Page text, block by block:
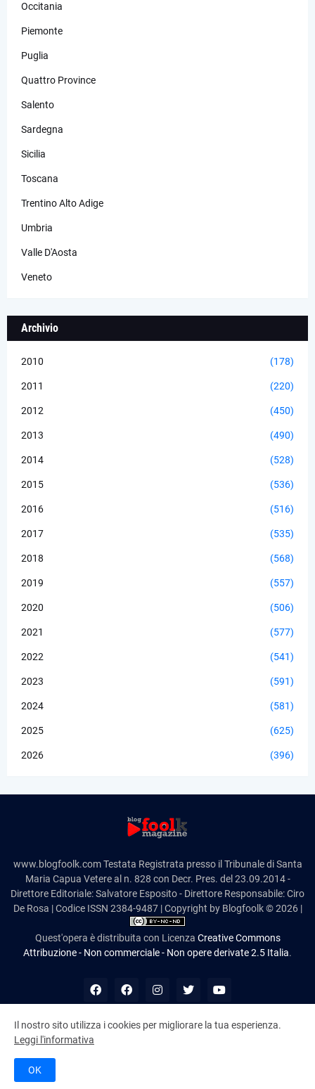
Occitania
Piemonte
Puglia
Quattro Province
Salento
Sardegna
Sicilia
Toscana
Trentino Alto Adige
Umbria
Valle D'Aosta
Veneto
Archivio
2010 (178)
2011 (220)
2012 (450)
2013 (490)
2014 (528)
2015 (536)
2016 (516)
2017 (535)
2018 (568)
2019 (557)
2020 (506)
2021 (577)
2022 (541)
2023 (591)
2024 (581)
2025 (625)
2026 (396)
www.blogfoolk.com Testata Registrata presso il Tribunale di Santa
Maria Capua Vetere al n. 828 con Decr. Pres. del 23.09.2014 -
Direttore Editoriale: Salvatore Esposito - Direttore Responsabile: Ciro
De Rosa | Codice ISSN 2384-9487 | Copyright by Blogfoolk © 2026 |
Quest'opera è distribuita con Licenza Creative Commons
Attribuzione - Non commerciale - Non opere derivate 2.5 Italia.
10,981,122
Il nostro sito utilizza i cookies per migliorare la tua esperienza.
Leggi l'informativa
OK